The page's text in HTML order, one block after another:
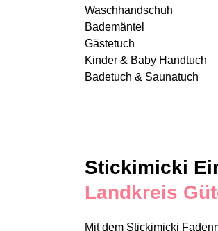
Waschhandschuh
Bademäntel
Gästetuch
Kinder & Baby Handtuch
Badetuch & Saunatuch
Stickimicki
Landkreis
Mit dem Stickimicki